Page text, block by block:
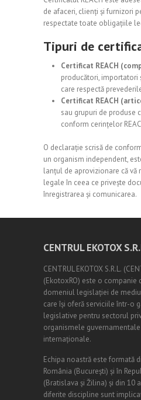
de afaceri, clienți și furnizori
respectate toate obligațiile
Tipuri de
Certificat REACH
producători,
care respectă
Certificat REACH
sau grupuri de produse
conform cerințelor
O declarație scrisă de
un organism independent,
lanțul de aprovizionare că
legale în ceea ce privește
înregistrarea și comunicarea.
CENTRUL EKOTOX
CENTRUL EKOTOX S.R.L. (
(EkotoxRO) este o companie
domeniul legislației de
care își oferă serviciile într-o
legislative pentru sectorul
organismele
internaționale.
Echipa noastră este formată
România (Bucureşti) și în
(Bratislava și Žilina) și din 10
diferite discipline sunt